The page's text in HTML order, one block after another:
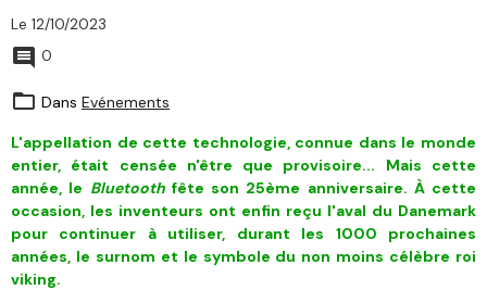
Le 12/10/2023
0
Dans Evénements
L'appellation de cette technologie, connue dans le monde
entier, était censée n'être que provisoire... Mais cette
année, le Bluetoothfête son 25ème anniversaire. À cette
occasion , les inventeurs ont enfin reçu l'aval du Danemark
pour continuer à utiliser, durant les 1000 prochaines
années, le surnom et le symbole du non moins célèbre roi
viking.